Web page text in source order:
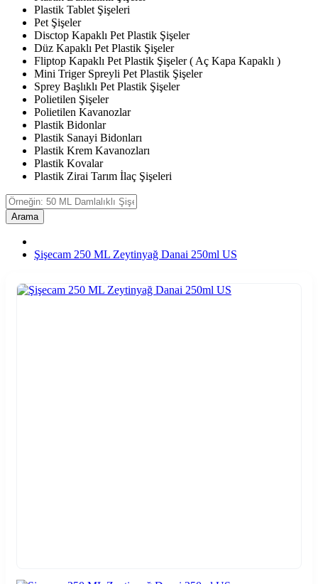
Plastik Tablet Şişeleri
Pet Şişeler
Disctop Kapaklı Pet Plastik Şişeler
Düz Kapaklı Pet Plastik Şişeler
Fliptop Kapaklı Pet Plastik Şişeler ( Aç Kapa Kapaklı )
Mini Triger Spreyli Pet Plastik Şişeler
Sprey Başlıklı Pet Plastik Şişeler
Polietilen Şişeler
Polietilen Kavanozlar
Plastik Bidonlar
Plastik Sanayi Bidonları
Plastik Krem Kavanozları
Plastik Kovalar
Plastik Zirai Tarım İlaç Şişeleri
Arama
Şişecam 250 ML Zeytinyağ Danai 250ml US